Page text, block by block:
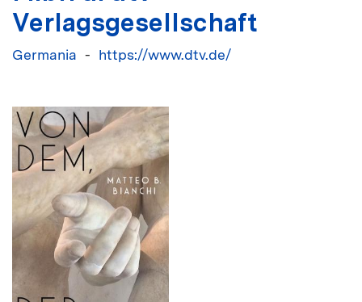
Verlagsgesellschaft
Germania https://www.dtv.de/